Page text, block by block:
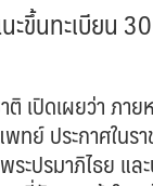
ขึ้นทะเบียน
ดเผยว่า ภาย
ทย์ ประกาศในร
ปรมาภิไธย แล